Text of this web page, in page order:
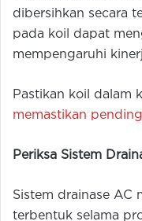
dibersihkan secara
pada koil dapat
mempengaruhi
Pastikan koil dalam
memastikan
Periksa Sistem
Sistem drainase AC
terbentuk selama